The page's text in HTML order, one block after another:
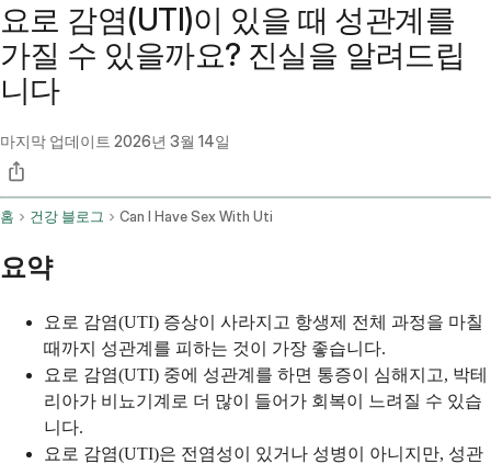
요로 감염(UTI)이 있을 때 성관계를
가질 수 있을까요? 진실을 알려드립
니다
마지막 업데이트 2026년 3월 14일
홈 건강 블로그 Can I Have Sex With Uti
요약
요로 감염(UTI) 증상이 사라지고 항생제 전체 과정을 마칠
때까지 성관계를 피하는 것이 가장 좋습니다.
요로 감염(UTI) 중에 성관계를 하면 통증이 심해지고, 박테
리아가 비뇨기계로 더 많이 들어가 회복이 느려질 수 있습
니다.
요로 감염(UTI)은 전염성이 있거나 성병이 아니지만, 성관